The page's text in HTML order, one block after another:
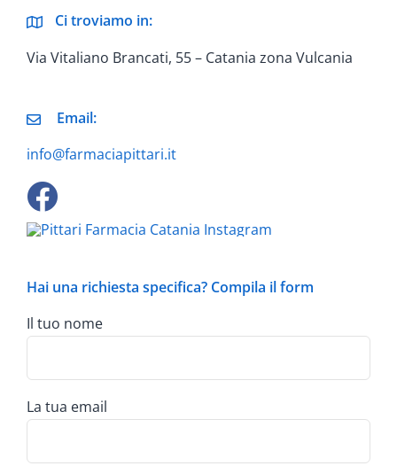
Ci troviamo in:
Via Vitaliano Brancati, 55 – Catania zona Vulcania
Email:
info@farmaciapittari.it
Hai una richiesta specifica? Compila il form
Il tuo nome
La tua email